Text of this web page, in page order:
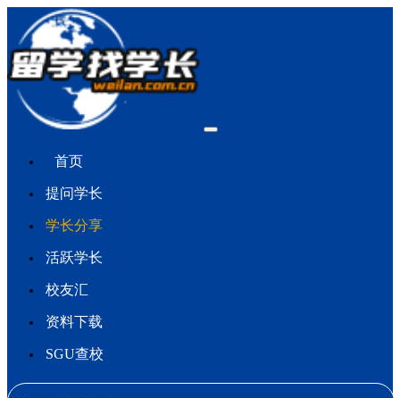
首页
提问学长
学长分享
活跃学长
校友汇
资料下载
SGU查校